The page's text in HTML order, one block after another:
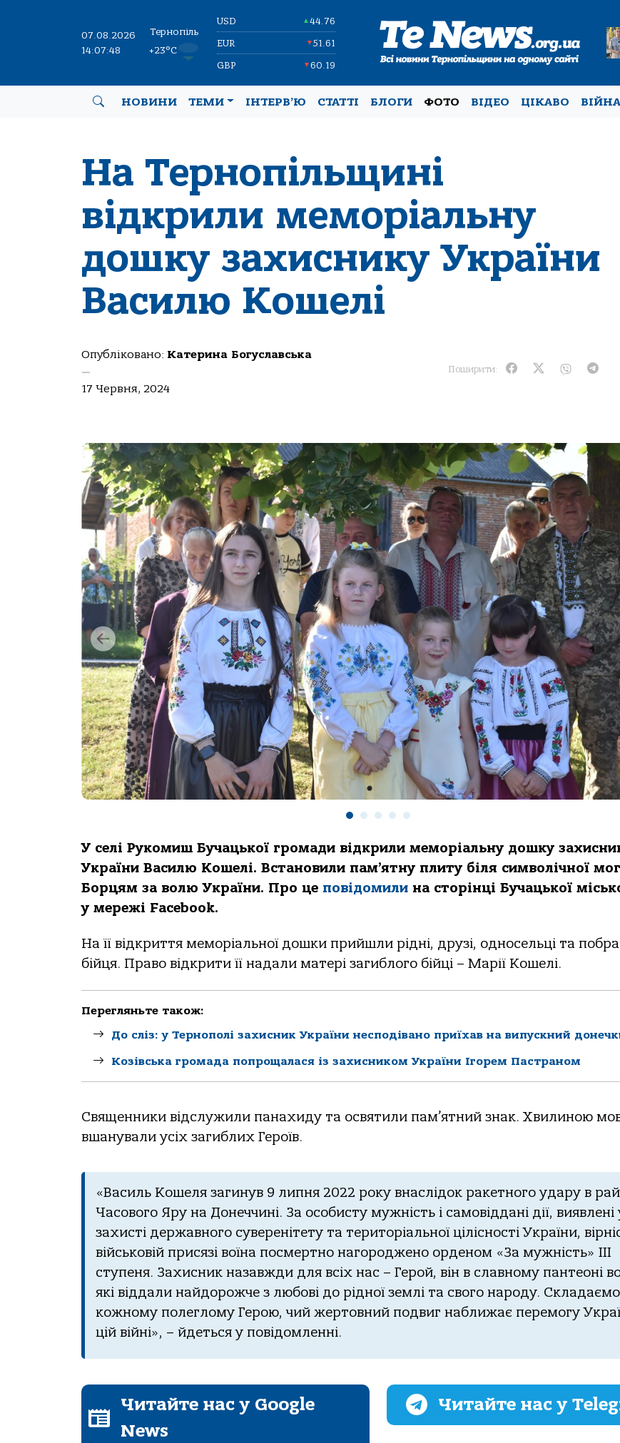
07.08.2026
14:07:50
Тернопіль
+23°C
USD ▲44.76
EUR ▼51.61
GBP ▼60.19
НОВИНИ ТЕМИ ІНТЕРВ’Ю СТАТТІ БЛОГИ ФОТО ВІДЕО ЦІКАВО
На Тернопільщині
відкрили меморіальну
дошку захиснику України
Василю Кошелі
Опубліковано: Катерина Богуславська
—
17 Червня, 2024
Поширити:
У селі Рукомиш Бучацької громади відкрили меморіальну дошку
України Василю Кошелі. Встановили пам’ятну плиту біля символічної
Борцям за волю України. Про це повідомили на сторінці Бучацької
у мережі Facebook.
На її відкриття меморіальної дошки прийшли рідні, друзі, односельці та
бійця. Право відкрити її надали матері загиблого бійці – Марії Кошелі.
Перегляньте також:
До сліз: у Тернополі захисник України несподівано приїхав на випускний
Козівська громада попрощалася із захисником України Ігорем Пастраном
Священники відслужили панахиду та освятили пам’ятний знак. Хвилиною
вшанували усіх загиблих Героїв.
«Василь Кошеля загинув 9 липня 2022 року внаслідок ракетного удару в
Часового Яру на Донеччині. За особисту мужність і самовіддані дії, виявлені
захисті державного суверенітету та територіальної цілісності України,
військовій присязі воїна посмертно нагороджено орденом «За мужність» III
ступеня. Захисник назавжди для всіх нас – Герой, він в славному пантеоні
які віддали найдорожче з любові до рідної землі та свого народу. Складаємо
кожному полеглому Герою,чий жертовний подвиг наближає перемогу
цій війні», – йдеться у повідомленні.
Читайте нас у Google
News
Читайте нас у